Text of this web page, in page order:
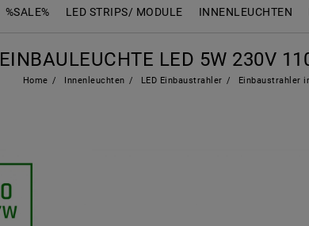
%SALE% LED STRIPS/ MODULE INNENLEUCHTEN
EINBAULEUCHTE LED 5W 230V
Home Innenleuchten LED Einbaustrahler Einbaustrahler